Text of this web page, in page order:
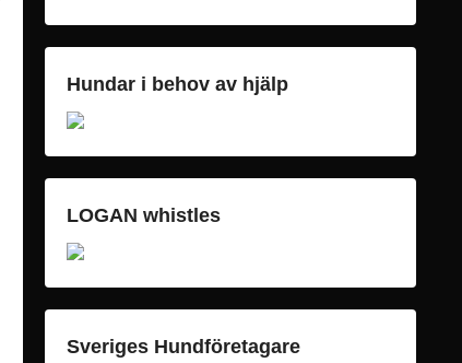
Hundar i behov av hjälp
LOGAN whistles
Sveriges Hundföretagare